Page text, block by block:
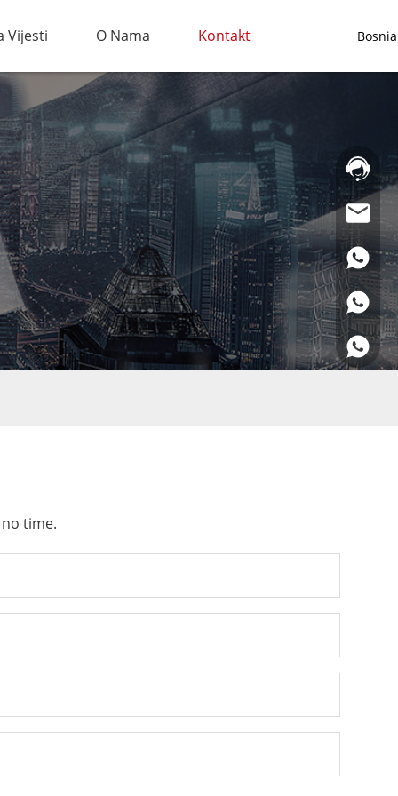
Vijesti O Nama Kontakt
linija
za
pomoć:
021-
69591888
time.